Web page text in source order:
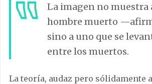
La imagen no muestra
hombre muerto
sino a uno que se
entre los muertos.
La teoría, audaz pero sólidamente